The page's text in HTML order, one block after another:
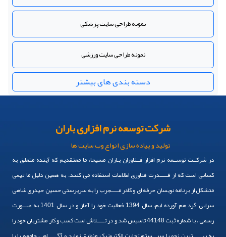
نمونه طراحی سایت پزشکی
نمونه طراحی سایت ورزشی
دسته بندی های بیشتر
شرکت توسعه نرم افزاری باران
تولید و پیاده سازی انواع وب سایت ها
در شرکــت توســعه نرم افزار فــناوران بـاران مسیحا، ما معتقدیم که آینده متعلق به
کسانی است که از قـــــدرت فناوری اطلاعات استفاده می کنند. به همین دلیل ما تیمی
متشکل از برنامه نویسان حرفه ای و کادر مـــــجرب را به سرپرستی حسین حیدری شاهی
سرایی گرد هم آورده ایم. سال 1394 فعالیت خود را آغاز و در سال 1401 به صـــورت
رسمی ، با شماره ثبت 44148 تاسیس شد و در تـــــلاش است کسب و کار مشتریان خود را